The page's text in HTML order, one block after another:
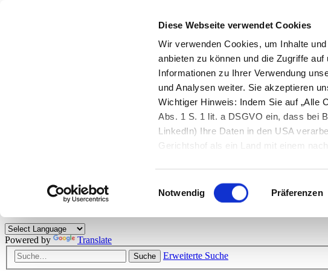
Diese Webseite verwendet Cookies
Wir verwenden Cookies, um Inhalte
anbieten zu können und die Zugriffe
Informationen zu Ihrer Verwendung
und Analysen weiter. Sie akzeptieren
Wichtiger Hinweis: Indem Sie auf „Alle
Abs. 1 S. 1 lit. a DSGVO ein, dass bei
LinkedIn) Ihre Daten in den USA
Gerichtshof als ein Land mit einem
Einwilligungsauswahl
Notwendig Präferenzen
Herzlich willkommen!
Kunden viele nützliche Hilfestellungen und interessante Tipps und Tricks. Stellen
Powered by Translate
Suche Erweiterte Suche